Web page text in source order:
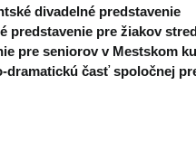
divadelné predstavenie
predstavenie pre žiakov
pre seniorov v Mestskom
dramatickú časť spoločnej